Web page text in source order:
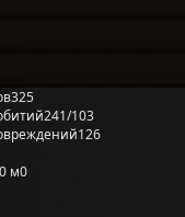
325
241/103
126
м0